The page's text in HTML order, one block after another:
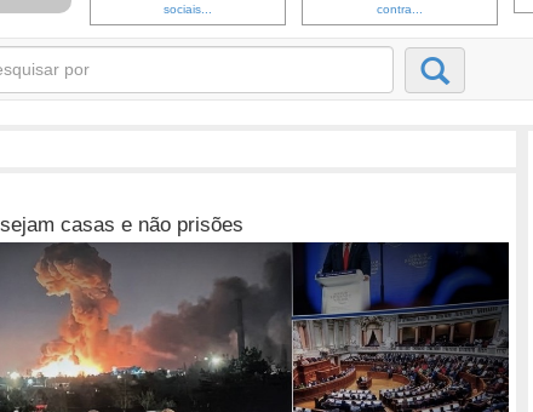
sociais...
contra...
casas e não prisões